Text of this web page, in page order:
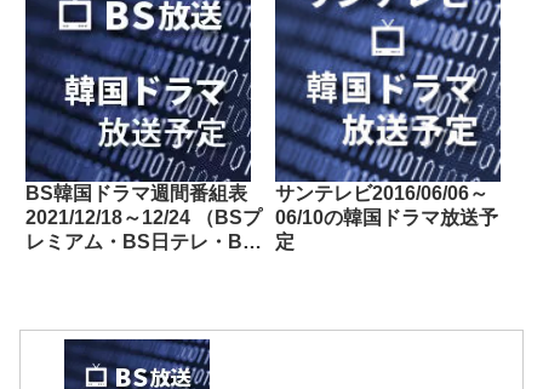
BS韓国ドラマ週間番組表
2021/12/18～12/24 （BSプ
レミアム・BS日テレ・BS
サンテレビ2016/06/06～
06/10の韓国ドラマ放送予
定